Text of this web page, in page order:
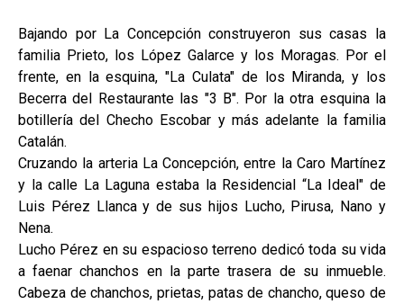
Bajando por La Concepción construyeron sus casas la
familia Prieto, los López Galarce y los Moragas. Por el
frente, en la esquina, "La Culata" de los Miranda, y los
Becerra del Restaurante las "3 B". Por la otra esquina la
botillería del Checho Escobar y más adelante la familia
Catalán.
Cruzando la arteria La Concepción, entre la Caro Martínez
y la calle La Laguna estaba la Residencial “La Ideal" de
Luis Pérez Llanca y de sus hijos Lucho, Pirusa, Nano y
Nena.
Lucho Pérez en su espacioso terreno dedicó toda su vida
a faenar chanchos en la parte trasera de su inmueble.
Cabeza de chanchos, prietas, patas de chancho, queso de